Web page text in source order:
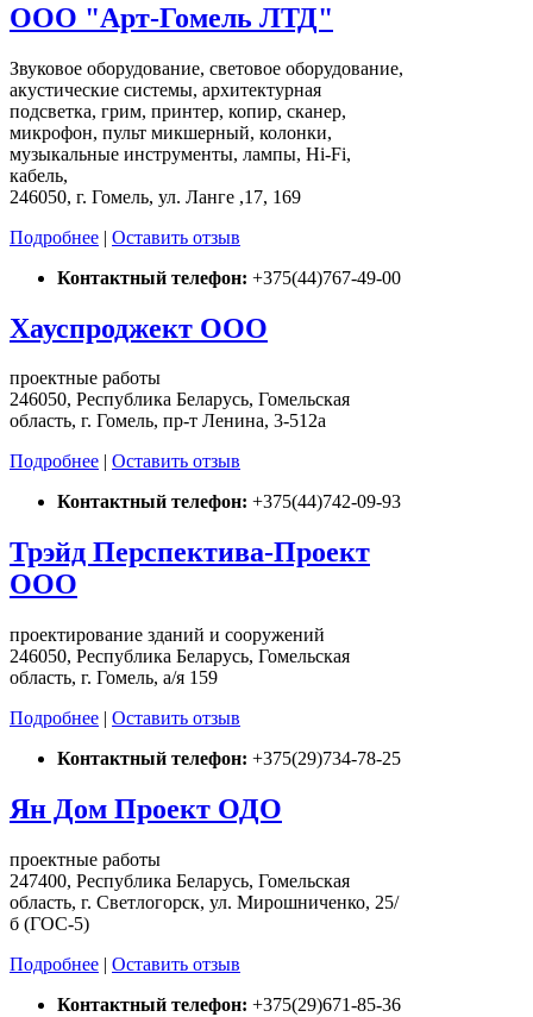
ООО "Арт-Гомель ЛТД"
Звуковое оборудование, световое оборудование,
акустические системы, архитектурная
подсветка, грим, принтер, копир, сканер,
микрофон, пульт микшерный, колонки,
музыкальные инструменты, лампы, Hi-Fi,
кабель,
246050, г. Гомель, ул. Ланге ,17, 169
Подробнее | Оставить отзыв
Контактный телефон: +375(44)767-49-00
Хауспроджект ООО
проектные работы
246050, Республика Беларусь, Гомельская
область, г. Гомель, пр-т Ленина, 3-512а
Подробнее | Оставить отзыв
Контактный телефон: +375(44)742-09-93
Трэйд Перспектива-Проект
ООО
проектирование зданий и сооружений
246050, Республика Беларусь, Гомельская
область, г. Гомель, а/я 159
Подробнее | Оставить отзыв
Контактный телефон: +375(29)734-78-25
Ян Дом Проект ОДО
проектные работы
247400, Республика Беларусь, Гомельская
область, г. Светлогорск, ул. Мирошниченко, 25/
б (ГОС-5)
Подробнее | Оставить отзыв
Контактный телефон: +375(29)671-85-36